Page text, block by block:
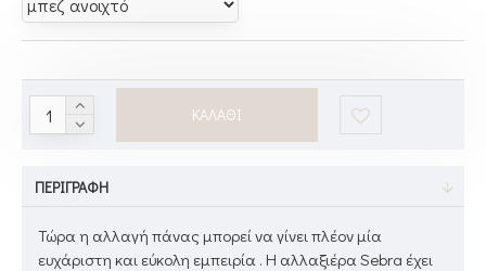
ΚΑΛΆΘΙ
ΠΕΡΙΓΡΑΦΉ
Τώρα η αλλαγή πάνας μπορεί να γίνει πλέον μία
ευχάριστη και εύκολη εμπειρία . Η αλλαξιέρα Sebra έχει